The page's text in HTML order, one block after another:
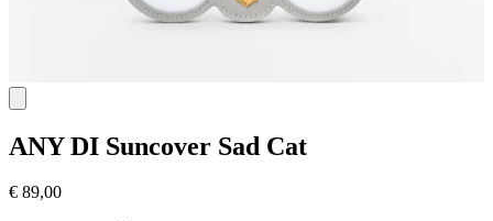
ANY DI Suncover Sad Cat
€ 89,00